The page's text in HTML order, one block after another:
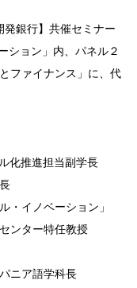
銀行】共催セミナー
ション」内、パネル２
ファイナンス」に、代
推進担当副学長
・イノベーション」
ター特任教授
ア語学科長